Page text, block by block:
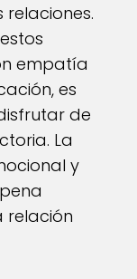
empatía
es
de
La
y
relación